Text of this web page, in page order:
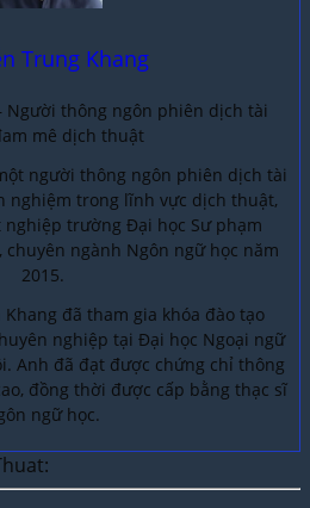
Trung Khang
Người thông ngôn phiên dịch tài
mê dịch thuật
người thông ngôn phiên dịch tài
nghiệm trong lĩnh vực dịch thuật,
nghiệp trường Đại học Sư phạm
ngành Ngôn ngữ học năm
2015.
đã tham gia khóa đào tạo
nghiệp tại Đại học Ngoại ngữ
Anh đã đạt được chứng chỉ thông
đồng thời được cấp bằng thạc sĩ
ngữ học.